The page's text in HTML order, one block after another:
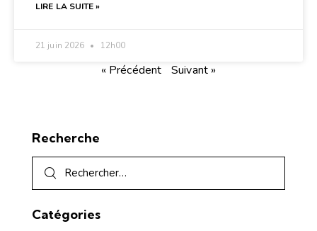
LIRE LA SUITE »
21 juin 2026 12h00
« Précédent Suivant »
Recherche
Catégories